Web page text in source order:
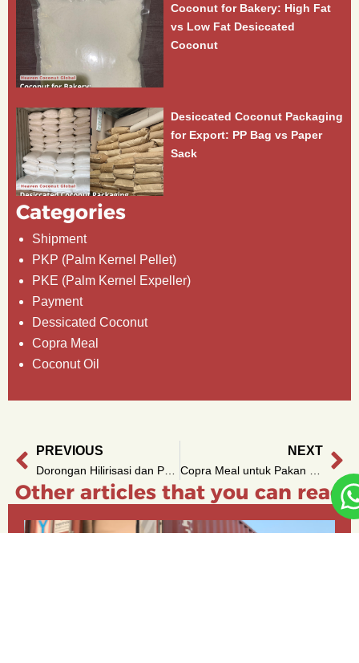
Coconut for Bakery: High Fat
vs Low Fat Desiccated
Coconut
Desiccated Coconut Packaging
for Export: PP Bag vs Paper
Sack
Categories
Shipment
PKP (Palm Kernel Pellet)
PKE (Palm Kernel Expeller)
Payment
Dessicated Coconut
Copra Meal
Coconut Oil
Prev
PREVIOUS NEXT
Other articles that you can read